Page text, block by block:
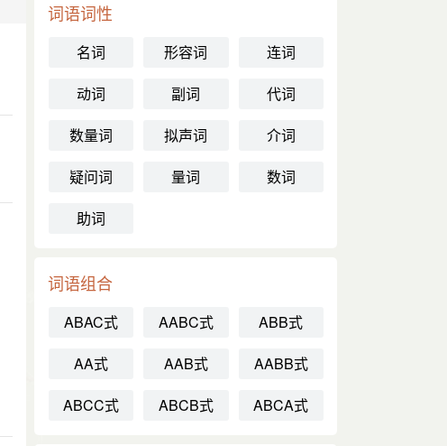
词语词性
名词 形容词
连词
动词
副词
代词
数量词
拟声词
介词
疑问词
量词
数词
助词
词语组合
ABAC式 AABC式
ABB式
AA式
AAB式
AABB式
ABCC式
ABCB式 ABCA式